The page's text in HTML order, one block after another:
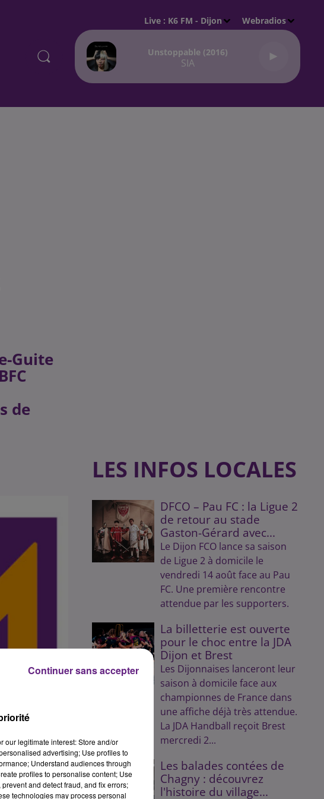
Live : K6 FM - Dijon Webradios
Unstoppable (2016)
SIA
Guite
de
LES INFOS LOCALES
DFCO – Pau FC : la Ligue 2
de retour au stade
Gaston-Gérard avec...
Le Dijon FCO lance sa saison
de Ligue 2 à domicile le
vendredi 14 août face au Pau
FC. Une première rencontre
attendue par les supporters.
La billetterie est ouverte
pour le choc entre la JDA
Dijon et Brest
Les Dijonnaises lanceront leur
saison à domicile face aux
championnes de France dans
une affiche déjà très attendue.
La JDA Handball reçoit Brest
mercredi 2...
Les balades contées de
Chagny : découvrez
l'histoire du village...
our legitimate interest: Store and/or
advertising; Use profiles to
Understand audiences through
profiles to personalise content; Use
and detect fraud, and fix errors;
technologies may process personal
Continuer sans accepter